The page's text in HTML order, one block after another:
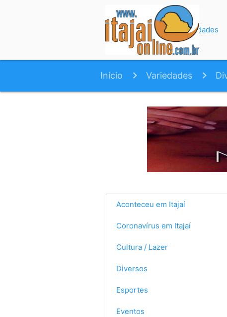
Início Variedades
Início Variedades
Aconteceu em Itajaí
Coronavírus em Itajaí
Cultura / Lazer
Diversos
Esportes
Eventos